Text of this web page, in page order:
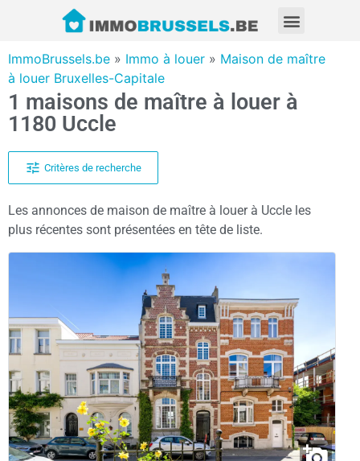
ImmoBrussels.be » Immo à louer » Maison de maître
à louer Bruxelles-Capitale
1 maisons de maître à louer à
1180 Uccle
Critères de recherche
Les annonces de maison de maître à louer à Uccle les
plus récentes sont présentées en tête de liste.